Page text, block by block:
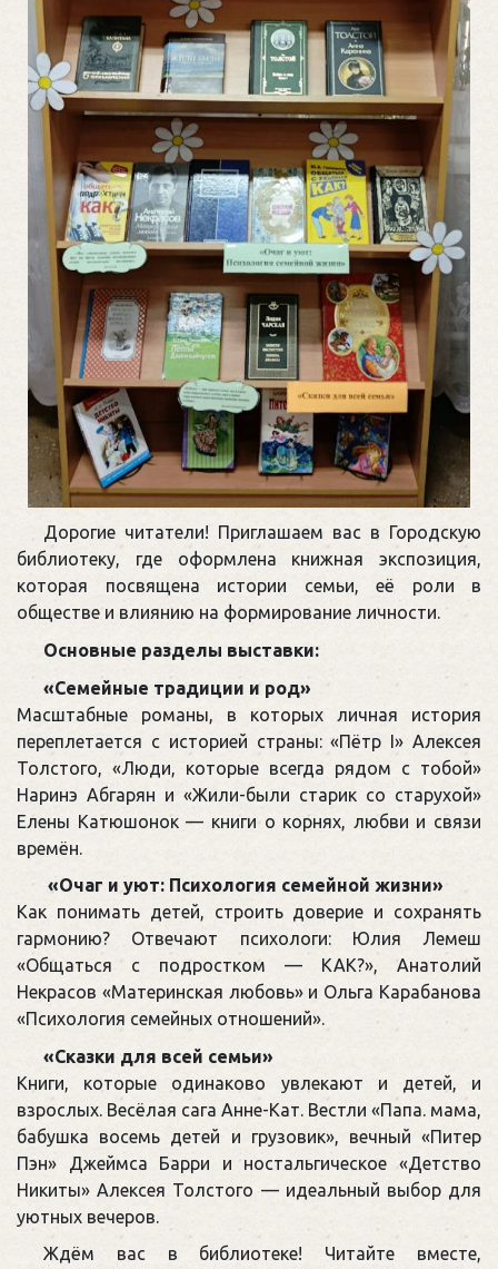
Дорогие читатели! Приглашаем вас в Городскую
библиотеку, где оформлена книжная экспозиция,
которая посвящена истории семьи, её роли в
обществе и влиянию на формирование личности.
Основные разделы выставки:
«Семейные традиции и род»
Масштабные романы, в которых личная история
переплетается с историей страны: «Пётр I» Алексея
Толстого, «Люди, которые всегда рядом с тобой»
Наринэ Абгарян и «Жили-были старик со старухой»
Елены Катюшонок — книги о корнях, любви и связи
времён.
«Очаг и уют: Психология семейной жизни»
Как понимать детей, строить доверие и сохранять
гармонию? Отвечают психологи: Юлия Лемеш
«Общаться с подростком — КАК?», Анатолий
Некрасов «Материнская любовь» и Ольга Карабанова
«Психология семейных отношений».
«Сказки для всей семьи»
Книги, которые одинаково увлекают и детей, и
взрослых. Весёлая сага Анне-Кат. Вестли «Папа. мама,
бабушка восемь детей и грузовик», вечный «Питер
Пэн» Джеймса Барри и ностальгическое «Детство
Никиты» Алексея Толстого — идеальный выбор для
уютных вечеров.
Ждём вас в библиотеке! Читайте вместе,